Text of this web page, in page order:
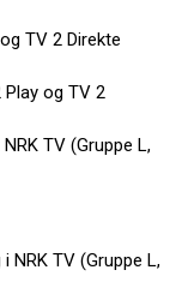
TV 2 Direkte
og TV 2
TV (Gruppe L,
NRK TV (Gruppe L,